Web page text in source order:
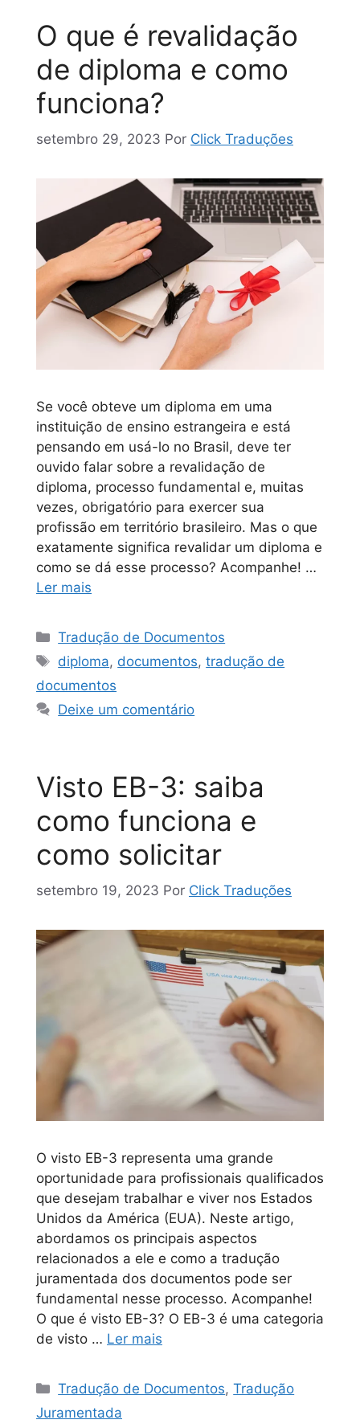
O que é revalidação
de diploma e como
funciona?
setembro 29, 2023 Por Click Traduções
Se você obteve um diploma em uma
instituição de ensino estrangeira e está
pensando em usá-lo no Brasil, deve ter
ouvido falar sobre a revalidação de
diploma, processo fundamental e, muitas
vezes, obrigatório para exercer sua
profissão em território brasileiro. Mas o que
exatamente significa revalidar um diploma e
como se dá esse processo? Acompanhe! …
Ler mais
Tradução de Documentos
diploma, documentos,tradução de
documentos
Deixe um comentário
Visto EB-3: saiba
como funciona e
como solicitar
setembro 19, 2023 Por Click Traduções
O visto EB-3 representa uma grande
oportunidade para profissionais qualificados
que desejam trabalhar e viver nos Estados
Unidos da América (EUA). Neste artigo,
abordamos os principais aspectos
relacionados a ele e como a tradução
juramentada dos documentos pode ser
fundamental nesse processo. Acompanhe!
O que é visto EB-3? O EB-3 é uma categoria
de visto … Ler mais
Tradução de Documentos,Tradução
Juramentada